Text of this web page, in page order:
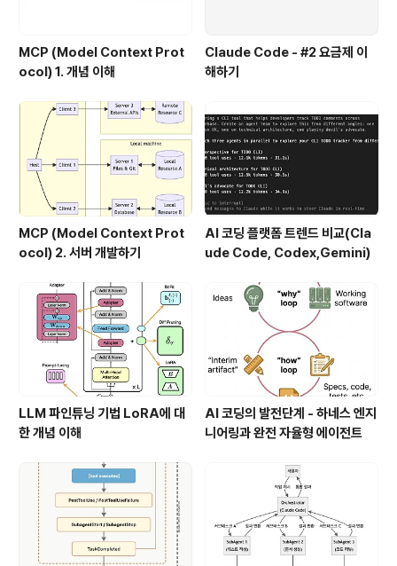
MCP (Model Context Prot
ocol) 1. 개념 이해
Claude Code - #2 요금제 이
해하기
MCP (Model Context Prot
ocol) 2. 서버 개발하기
AI 코딩 플랫폼 트렌드 비교(Cla
ude Code, Codex,Gemini)
LLM 파인튜닝 기법 LoRA에 대
한 개념 이해
AI 코딩의 발전단계 - 하네스 엔지
니어링과 완전 자율형 에이전트